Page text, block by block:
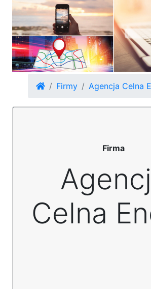
Firmy Agencja Celna
Firma
Celna